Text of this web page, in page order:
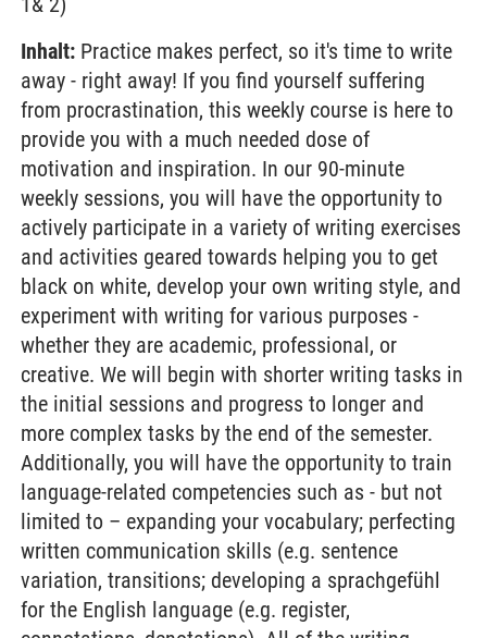
Inhalt: Practice makes perfect, so it's time to write
away - right away! If you find yourself suffering
from procrastination, this weekly course is here to
provide you with a much needed dose of
motivation and inspiration. In our 90-minute
weekly sessions, you will have the opportunity to
actively participate in a variety of writing exercises
and activities geared towards helping you to get
black on white, develop your own writing style, and
experiment with writing for various purposes -
whether they are academic, professional, or
creative. We will begin with shorter writing tasks in
the initial sessions and progress to longer and
more complex tasks by the end of the semester.
Additionally, you will have the opportunity to train
language-related competencies such as - but not
limited to – expanding your vocabulary; perfecting
written communication skills (e.g. sentence
variation, transitions; developing a sprachgefühl
for the English language (e.g. register,